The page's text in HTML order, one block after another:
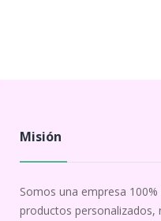
Misión
Somos una empresa
productos personalizados,